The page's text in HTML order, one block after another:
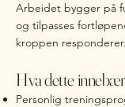
Arbeidet bygger på
og tilpasses
kroppen responderer.
Hva dette
Personlig